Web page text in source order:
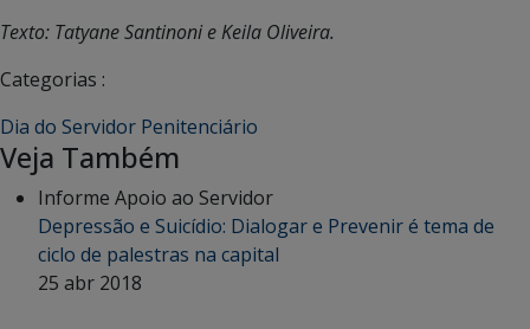
Texto: Tatyane Santinoni e Keila Oliveira.
Categorias :
Dia do Servidor Penitenciário
Veja Também
Informe Apoio ao Servidor
Depressão e Suicídio: Dialogar e Prevenir é tema de
ciclo de palestras na capital
25 abr 2018